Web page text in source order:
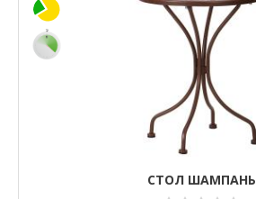
СТОЛ ШАМПАНЬ